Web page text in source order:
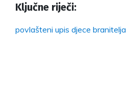
Ključne riječi:
povlašteni upis djece branitelja